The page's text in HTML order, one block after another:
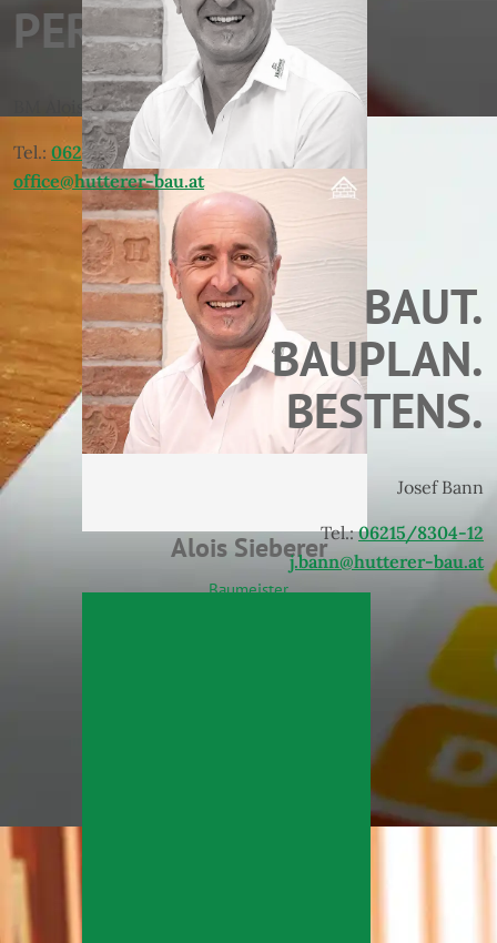
Alois Sieberer
Baumeister
PERFEKT.
BM Alois Sieberer
Tel.: 06215/8304
office@hutterer-bau.at
BAUT.
BAUPLAN.
BESTENS.
Josef Bann
Tel.:06215/8304-12
j.bann@hutterer-bau.at